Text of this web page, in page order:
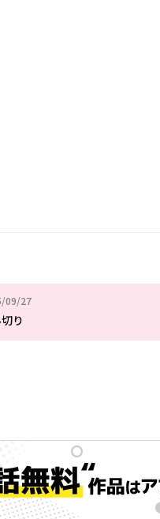
09/27
09月27日
切り